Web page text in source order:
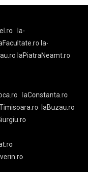
la-
la-
laPiatraNeamt.ro
laConstanta.ro
laBuzau.ro